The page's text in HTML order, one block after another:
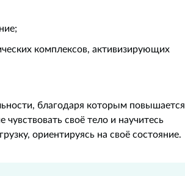
комплексов, активизирующих
благодаря которым повышается
своё тело и научитесь
ориентируясь на своё состояние.